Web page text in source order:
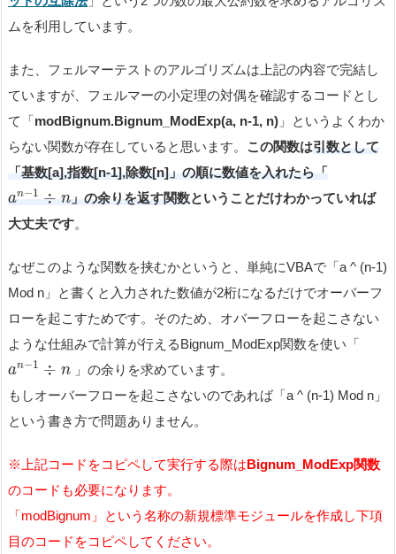
ムを利用しています。
また、フェルマーテストのアルゴリズムは上記の内容で完結し
ていますが、フェルマーの小定理の対偶を確認するコードとし
て「modBignum.Bignum_ModExp(a, n-1, n) 」というよくわか
らない関数が存在していると思います。 この関数は引数として
「基数[a],指数[n-1],除数[n]」の順に数値を入れたら「
an−1 ÷ n 」の余りを返す関数ということだけわかっていれば
大丈夫です。
なぜこのような関数を挟むかというと、単純にVBAで「a ^ (n-1)
Mod n」と書くと入力された数値が2桁になるだけでオーバーフ
ローを起こすためです。そのため、オバーフローを起こさない
ような仕組みで計算が行えるBignum_ModExp関数を使い「
an−1 ÷ n 」の余りを求めています。
もしオーバーフローを起こさないのであれば「a ^ (n-1) Mod n」
という書き方で問題ありません。
※上記コードをコピペして実行する際はBignum_ModExp関数
のコードも必要になります。
「modBignum」という名称の新規標準モジュールを作成し下項
目のコードをコピペしてください。